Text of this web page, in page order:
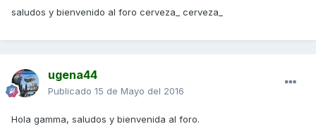
saludos y bienvenido al foro cerveza_ cerveza_
ugena44
Publicado 15 de Mayo del 2016
Hola gamma, saludos y bienvenida al foro.